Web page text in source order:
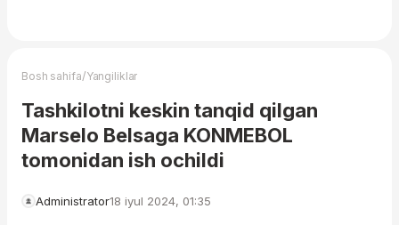
Bosh sahifa/Yangiliklar
Tashkilotni keskin tanqid qilgan
Marselo Belsaga KONMEBOL
tomonidan ish ochildi
Administrator18 iyul 2024, 01:35